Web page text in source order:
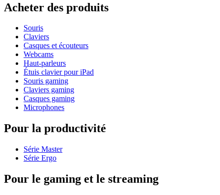
Acheter des produits
Souris
Claviers
Casques et écouteurs
Webcams
Haut-parleurs
Étuis clavier pour iPad
Souris gaming
Claviers gaming
Casques gaming
Microphones
Pour la productivité
Série Master
Série Ergo
Pour le gaming et le streaming